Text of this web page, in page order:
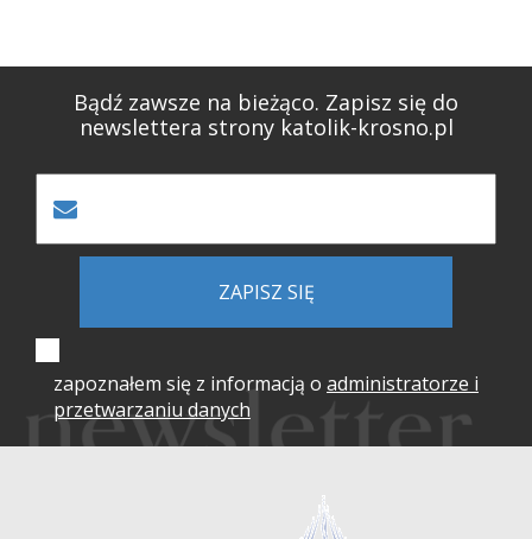
Bądź zawsze na bieżąco. Zapisz się do
newslettera strony katolik-krosno.pl
ZAPISZ SIĘ
zapoznałem się z informacją o administratorze i
przetwarzaniu danych